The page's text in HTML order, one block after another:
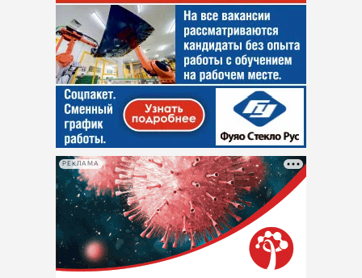
РЕКЛАМА